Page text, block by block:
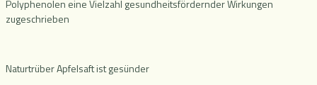
Polyphenolen eine Vielzahl gesundheitsfördernder Wirkungen
zugeschrieben
Naturtrüber Apfelsaft ist gesünder